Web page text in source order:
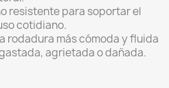
resistente para soportar el
cotidiano.
rodadura más cómoda y fluida
agrietada o dañada.